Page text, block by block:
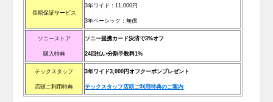
長期保証サービス
3年ワイド：11,000円
3年ベーシック：無償
ソニーストア
購入特典
ソニー提携カード決済で3%オフ
24回払い分割手数料1%
テックスタッフ
店頭ご利用特典
3年ワイド3,000円オフクーポンプレゼント
テックスタッフ店頭ご利用特典のご案内